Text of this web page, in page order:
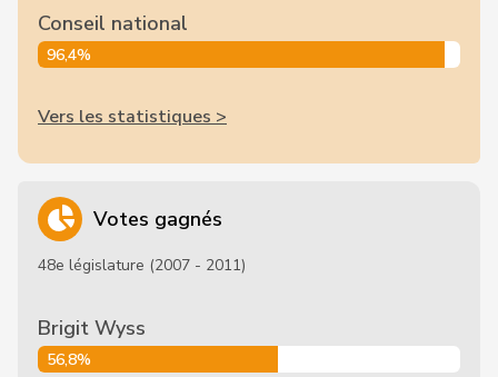
Conseil national
96,4%
Vers les statistiques >
Votes gagnés
48e législature (2007 - 2011)
Brigit Wyss
56,8%